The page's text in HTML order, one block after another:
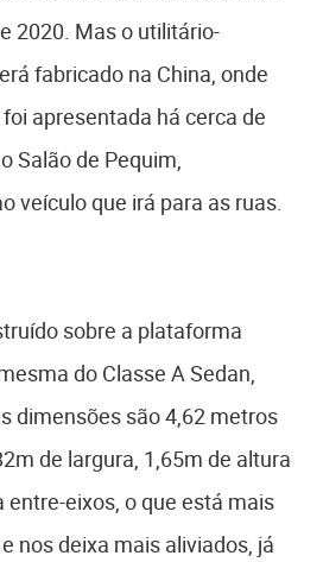
2020. Mas o utilitário-
fabricado na China, onde
apresentada há cerca de
Salão de Pequim,
veículo que irá para as ruas.
sobre a plataforma
do Classe A Sedan,
dimensões são 4,62 metros
de largura, 1,65m de altura
entre-eixos, o que está mais
nos deixa mais aliviados, já